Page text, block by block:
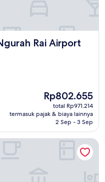
Rai Airport
Rai Airport
Harga
sekarang
Rp802.655
Rp802.655
total Rp971.214
termasuk pajak & biaya lainnya
2 Sep - 3 Sep